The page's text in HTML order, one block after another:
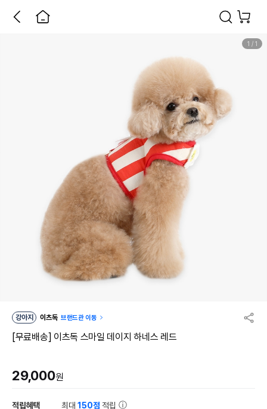
1 / 1
강아지 이츠독 브랜드관 이동
[무료배송] 이츠독 스마일 데이지 하네스 레드
29,000원
적립혜택 최대150점 적립